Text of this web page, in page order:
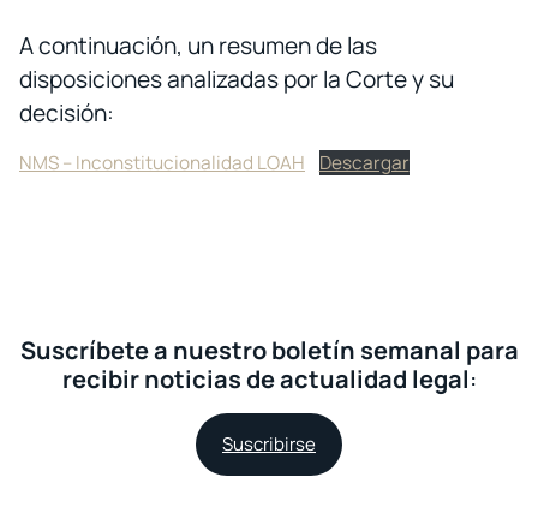
A continuación, un resumen de las
disposiciones analizadas por la Corte y su
decisión:
NMS – Inconstitucionalidad LOAH Descargar
Suscríbete a nuestro boletín semanal para
recibir noticias de actualidad legal:
Suscribirse